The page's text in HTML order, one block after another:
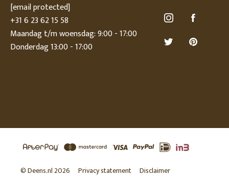
[email protected]
+31 6 23 62 15 58
Maandag t/m woensdag: 9:00 - 17:00
Donderdag 13:00 - 17:00
© Deens.nl 2026 Privacy statement
Disclaimer